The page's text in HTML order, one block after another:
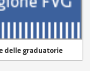
delle graduatorie